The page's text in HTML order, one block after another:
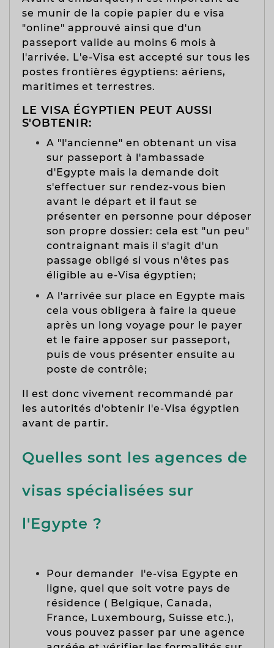
se munir de la copie papier du e visa
"online" approuvé ainsi que d'un
passeport valide au moins 6 mois à
l'arrivée. L'e-Visa est accepté sur tous les
postes frontières égyptiens: aériens,
maritimes et terrestres.
LE VISA ÉGYPTIEN PEUT AUSSI
S'OBTENIR:
A "l'ancienne" en obtenant un visa
sur passeport à l'ambassade
d'Egypte mais la demande doit
s'effectuer sur rendez-vous bien
avant le départ et il faut se
présenter en personne pour déposer
son propre dossier: cela est "un peu"
contraignant mais il s'agit d'un
passage obligé si vous n'êtes pas
éligible au e-Visa égyptien;
A l'arrivée sur place en Egypte mais
cela vous obligera à faire la queue
après un long voyage pour le payer
et le faire apposer sur passeport,
puis de vous présenter ensuite au
poste de contrôle;
Il est donc vivement recommandé par
les autorités d'obtenir l'e-Visa égyptien
avant de partir.
Quelles sont les agences de
visas spécialisées sur
l'Egypte ?
Pour demander l'e-visa Egypte en
ligne, quel que soit votre pays de
résidence ( Belgique, Canada,
France, Luxembourg, Suisse etc.),
vous pouvez passer par une agence